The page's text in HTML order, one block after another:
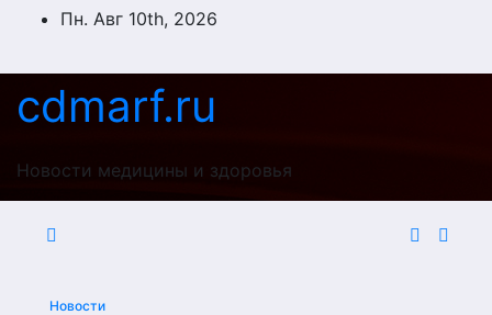
ПерейтиПн. Авг 10th, 2026
cdmarf.ru
Новости медицины и здоровья
Новости